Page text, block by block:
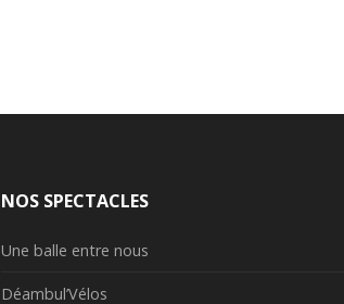
NOS SPECTACLES
Une balle entre nous
Déambul’Vélos